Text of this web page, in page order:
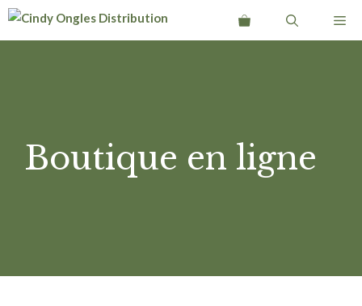
Aller
Boutique en ligne